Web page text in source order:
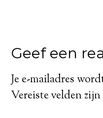
Geef een
Je e-mailadres
Vereiste velden